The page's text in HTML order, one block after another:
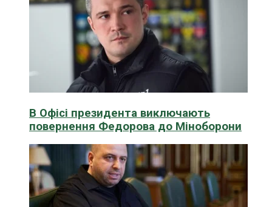
В Офісі президента виключають
повернення Федорова до Міноборони